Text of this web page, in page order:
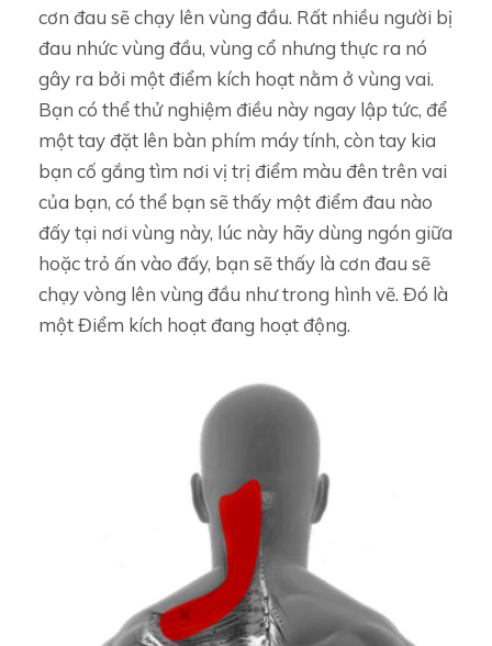
cơn đau sẽ chạy lên vùng đầu. Rất nhiều người bị
đau nhức vùng đầu, vùng cổ nhưng thực ra nó
gây ra bởi một điểm kích hoạt nằm ở vùng vai.
Bạn có thể thử nghiệm điều này ngay lập tức, để
một tay đặt lên bàn phím máy tính, còn tay kia
bạn cố gắng tìm nơi vị trị điểm màu đên trên vai
của bạn, có thể bạn sẽ thấy một điểm đau nào
đấy tại nơi vùng này, lúc này hãy dùng ngón giữa
hoặc trỏ ấn vào đấy, bạn sẽ thấy là cơn đau sẽ
chạy vòng lên vùng đầu như trong hình vẽ. Đó là
một Điểm kích hoạt đang hoạt động.